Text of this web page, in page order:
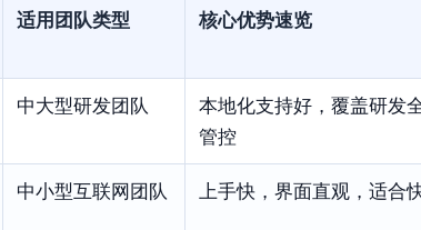
适用团队类型 核心优势速览
中大型研发团队
本地化支持好，覆盖研发
管控
中小型互联网团队 上手快，界面直观，适合